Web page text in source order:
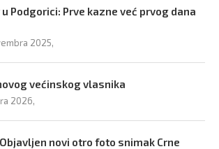
Podgorici: Prve kazne već prvog dana
2025,
većinskog vlasnika
2026,
Objavljen novi otro foto snimak Crne